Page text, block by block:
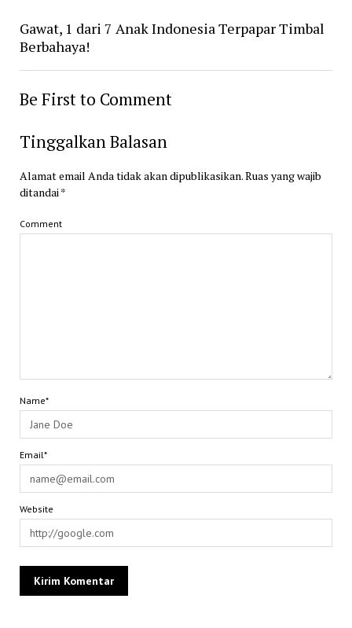
Gawat, 1 dari 7 Anak Indonesia Terpapar Timbal
Berbahaya!
Be First to Comment
Tinggalkan Balasan
Alamat email Anda tidak akan dipublikasikan.Ruas yang wajib
ditandai *
Comment
Name*
Email*
Website